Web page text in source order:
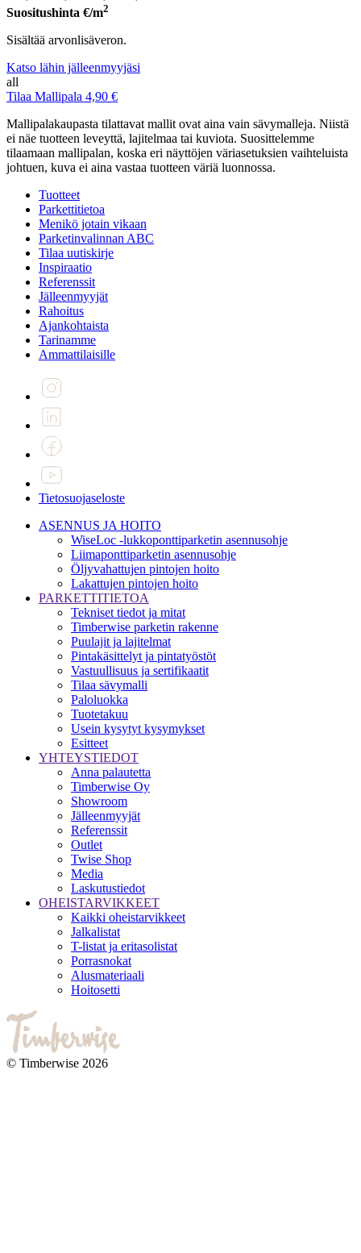
Suositushinta €/m2
Sisältää arvonlisäveron.
Katso lähin jälleenmyyjäsi
all
Tilaa Mallipala 4,90 €
Mallipalakaupasta tilattavat mallit ovat aina vain sävymalleja. Niistä
ei näe tuotteen leveyttä, lajitelmaa tai kuviota. Suosittelemme
tilaamaan mallipalan, koska eri näyttöjen väriasetuksien vaihteluista
johtuen, kuva ei aina vastaa tuotteen väriä luonnossa.
Tuotteet
Parkettitietoa
Menikö jotain vikaan
Parketinvalinnan ABC
Tilaa uutiskirje
Inspiraatio
Referenssit
Jälleenmyyjät
Rahoitus
Ajankohtaista
Tarinamme
Ammattilaisille
Tietosuojaseloste
ASENNUS JA HOITO
WiseLoc -lukkoponttiparketin asennusohje
Liimaponttiparketin asennusohje
Öljyvahattujen pintojen hoito
Lakattujen pintojen hoito
PARKETTITIETOA
Tekniset tiedot ja mitat
Timberwise parketin rakenne
Puulajit ja lajitelmat
Pintakäsittelyt ja pintatyöstöt
Vastuullisuus ja sertifikaatit
Tilaa sävymalli
Paloluokka
Tuotetakuu
Usein kysytyt kysymykset
Esitteet
YHTEYSTIEDOT
Anna palautetta
Timberwise Oy
Showroom
Jälleenmyyjät
Referenssit
Outlet
Twise Shop
Media
Laskutustiedot
OHEISTARVIKKEET
Kaikki oheistarvikkeet
Jalkalistat
T-listat ja eritasolistat
Porrasnokat
Alusmateriaali
Hoitosetti
© Timberwise 2026